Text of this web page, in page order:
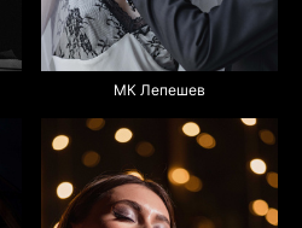
МК Лепешев